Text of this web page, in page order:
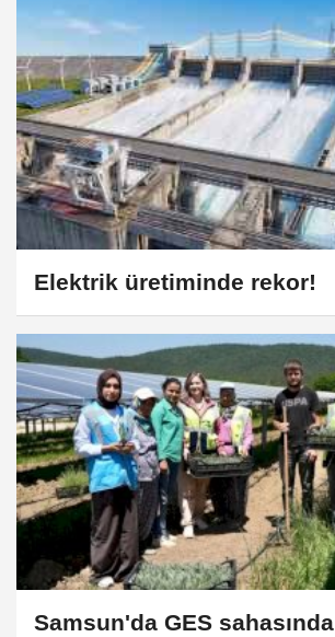
Elektrik üretiminde rekor!
Samsun'da GES sahasında